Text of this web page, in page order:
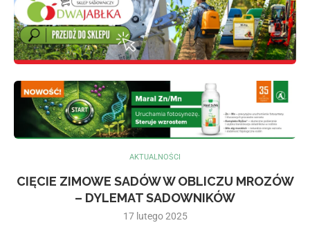
AKTUALNOŚCI
CIĘCIE ZIMOWE SADÓW W OBLICZU MROZÓW
– DYLEMAT SADOWNIKÓW
17 lutego 2025